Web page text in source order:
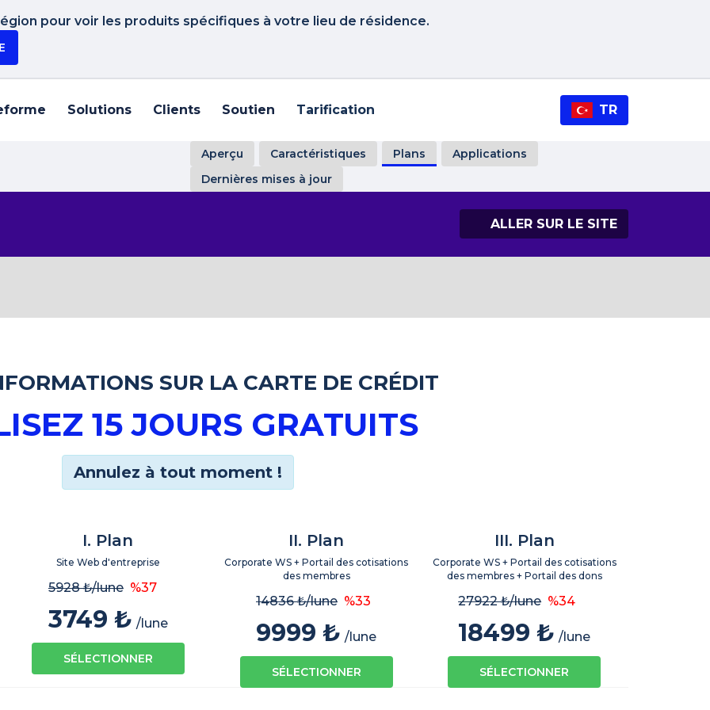
pour voir les produits spécifiques à votre lieu de résidence.
Solutions Clients Soutien Tarification TR
Aperçu Caractéristiques Plans
Applications
Dernières mises à jour
ALLER SUR LE SITE
SUR LA CARTE DE CRÉDIT
15 JOURS GRATUITS
Annulez à tout moment !
I. Plan
Site Web d'entreprise
5928 ₺/lune %37
3749 ₺ /lune
SÉLECTIONNER
II. Plan
Corporate WS + Portail des cotisations
des membres
14836 ₺/lune %33
9999 ₺ /lune
SÉLECTIONNER
III. Plan
Corporate WS + Portail des cotisations
des membres + Portail des dons
27922 ₺/lune %34
18499 ₺ /lune
SÉLECTIONNER